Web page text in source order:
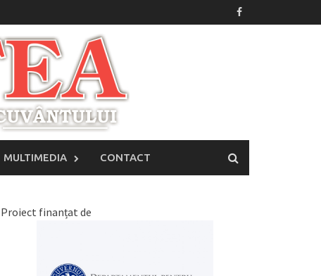
MULTIMEDIA CONTACT
Proiect finanțat de